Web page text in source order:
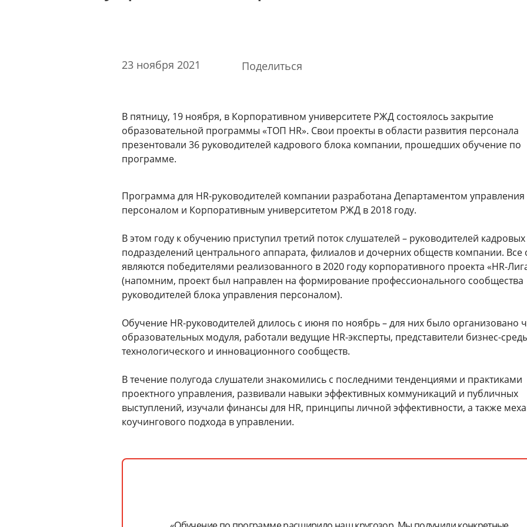
Сообщество внутренних тренеров
Благодарность Президента
Российской Федерации
Гости спортивно-музыкального
фестиваля «Достигая цели!»
3 августа 2026
23 ноября 2021 Поделиться
В пятницу, 19 ноября, в Корпоративном университете РЖД состоялось закрытие
образовательной программы «ТОП HR». Свои проекты в области развития персонала
презентовали 36 руководителей кадрового блока компании, прошедших обучение по
программе.
Программа для HR-руководителей компании разработана Департаментом управления
персоналом и Корпоративным университетом РЖД в 2018 году.
В этом году к обучению приступил третий поток слушателей – руководителей кадровых
подразделений центрального аппарата, филиалов и дочерних обществ компании. Все
являются победителями реализованного в 2020 году корпоративного проекта «HR-
(напомним, проект был направлен на формирование профессионального сообщества
руководителей блока управления персоналом).
Обучение HR-руководителей длилось с июня по ноябрь – для них было организовано
образовательных модуля, работали ведущие HR-эксперты, представители бизнес-
технологического и инновационного сообществ.
В течение полугода слушатели знакомились с последними тенденциями и практиками
проектного управления, развивали навыки эффективных коммуникаций и публичных
выступлений, изучали финансы для HR, принципы личной эффективности, а также
коучингового подхода в управлении.